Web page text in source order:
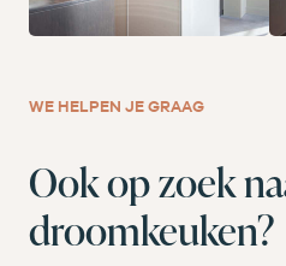
WE HELPEN JE GRAAG
Ook op zoek
droomkeuken?